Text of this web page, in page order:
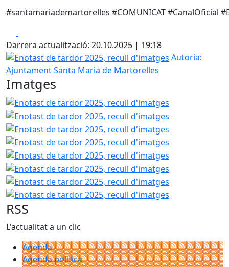
#santamariademartorelles #COMUNICAT #CanalOficial
Darrera actualització: 20.10.2025 | 19:18
Enotast de tardor 2025, recull d'imatges
Autoria:
Ajuntament Santa Maria de Martorelles
Imatges
Enotast de tardor 2025, recull d'imatges
RSS
L'actualitat a un clic
Agenda
Agenda política